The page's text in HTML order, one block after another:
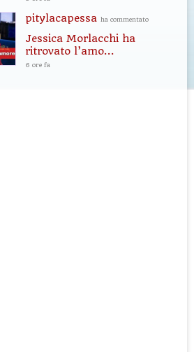
pitylacapessa ha commentato
Jessica Morlacchi ha
ritrovato l’amo...
6 ore fa